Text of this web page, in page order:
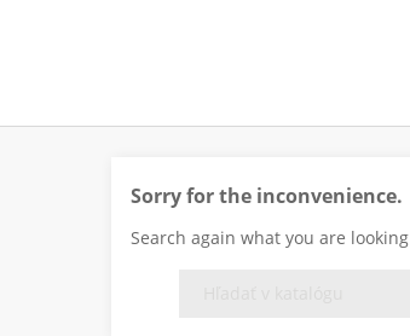
Sorry for the inconvenience.
Search again what you are